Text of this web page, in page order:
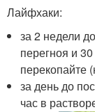
Лайфхаки:
за 2 недели
перегноя и
перекопайте
за день до
час в